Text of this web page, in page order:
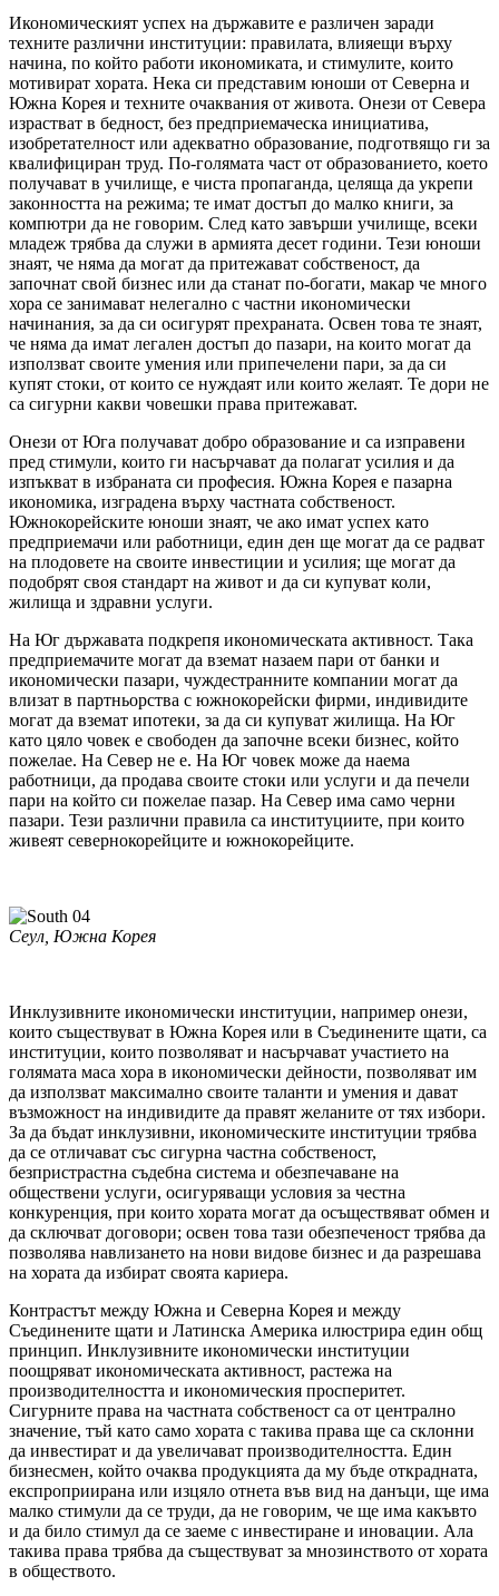
Икономическият успех на държавите е различен заради
техните различни институции: правилата, влияещи върху
начина, по който работи икономиката, и стимулите, които
мотивират хората. Нека си представим юноши от Северна и
Южна Корея и техните очаквания от живота. Онези от Севера
израстват в бедност, без предприемаческа инициатива,
изобретателност или адекватно образование, подготвящо ги за
квалифициран труд. По-голямата част от образованието, което
получават в училище, е чиста пропаганда, целяща да укрепи
законността на режима; те имат достъп до малко книги, за
компютри да не говорим. След като завърши училище, всеки
младеж трябва да служи в армията десет години. Тези юноши
знаят, че няма да могат да притежават собственост, да
започнат свой бизнес или да станат по-богати, макар че много
хора се занимават нелегално с частни икономически
начинания, за да си осигурят прехраната. Освен това те знаят,
че няма да имат легален достъп до пазари, на които могат да
използват своите умения или припечелени пари, за да си
купят стоки, от които се нуждаят или които желаят. Те дори не
са сигурни какви човешки права притежават.
Онези от Юга получават добро образование и са изправени
пред стимули, които ги насърчават да полагат усилия и да
изпъкват в избраната си професия. Южна Корея е пазарна
икономика, изградена върху частната собственост.
Южнокорейските юноши знаят, че ако имат успех като
предприемачи или работници, един ден ще могат да се радват
на плодовете на своите инвестиции и усилия; ще могат да
подобрят своя стандарт на живот и да си купуват коли,
жилища и здравни услуги.
На Юг държавата подкрепя икономическата активност. Така
предприемачите могат да вземат назаем пари от банки и
икономически пазари, чуждестранните компании могат да
влизат в партньорства с южнокорейски фирми, индивидите
могат да вземат ипотеки, за да си купуват жилища. На Юг
като цяло човек е свободен да започне всеки бизнес, който
пожелае. На Север не е. На Юг човек може да наема
работници, да продава своите стоки или услуги и да печели
пари на който си пожелае пазар. На Север има само черни
пазари. Тези различни правила са институциите, при които
живеят севернокорейците и южнокорейците.
Сеул, Южна Корея
Инклузивните икономически институции, например онези,
които съществуват в Южна Корея или в Съединените щати, са
институции, които позволяват и насърчават участието на
голямата маса хора в икономически дейности, позволяват им
да използват максимално своите таланти и умения и дават
възможност на индивидите да правят желаните от тях избори.
За да бъдат инклузивни, икономическите институции трябва
да се отличават със сигурна частна собственост,
безпристрастна съдебна система и обезпечаване на
обществени услуги, осигуряващи условия за честна
конкуренция, при които хората могат да осъществяват обмен и
да сключват договори; освен това тази обезпеченост трябва да
позволява навлизането на нови видове бизнес и да разрешава
на хората да избират своята кариера.
Контрастът между Южна и Северна Корея и между
Съединените щати и Латинска Америка илюстрира един общ
принцип. Инклузивните икономически институции
поощряват икономическата активност, растежа на
производителността и икономическия просперитет.
Сигурните права на частната собственост са от централно
значение, тъй като само хората с такива права ще са склонни
да инвестират и да увеличават производителността. Един
бизнесмен, който очаква продукцията да му бъде открадната,
експроприирана или изцяло отнета във вид на данъци, ще има
малко стимули да се труди, да не говорим, че ще има какъвто
и да било стимул да се заеме с инвестиране и иновации. Ала
такива права трябва да съществуват за мнозинството от хората
в обществото.